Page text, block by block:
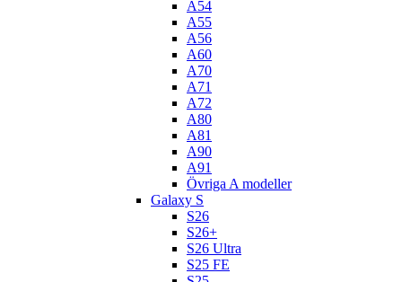
A54
A55
A56
A60
A70
A71
A72
A80
A81
A90
A91
Övriga A modeller
Galaxy S
S26
S26+
S26 Ultra
S25 FE